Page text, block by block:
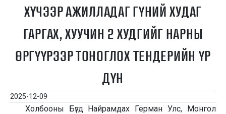
ХҮЧЭЭР АЖИЛЛАДАГ ГҮНИЙ ХУДАГ
ГАРГАХ, ХУУЧИН 2 ХУДГИЙГ НАРНЫ
ӨРГҮҮРЭЭР ТОНОГЛОХ ТЕНДЕРИЙН ҮР
ДҮН
2025-12-09
Холбооны Бүгд Найрамдах Герман Улс, Монгол